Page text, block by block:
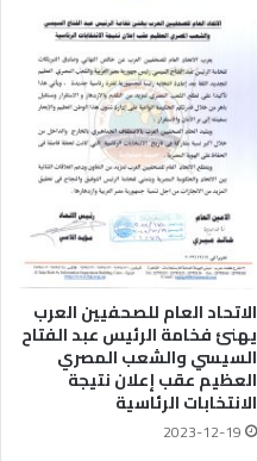
الاتحاد العام للصحفيين العرب
يهنئ فخامة الرئيس عبد الفتاح
السيسي والشعب المصري
العظيم عقب إعلان نتيجة
الانتخابات الرئاسية
2023-12-19